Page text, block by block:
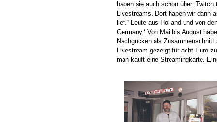
haben sie auch schon über
Livestreams. Dort haben wir dann
lief.“ Leute aus Holland und von
Germany.‘ Von Mai bis August
Nachgucken als
Livestream gezeigt für acht Euro
man kauft eine Streamingkarte.